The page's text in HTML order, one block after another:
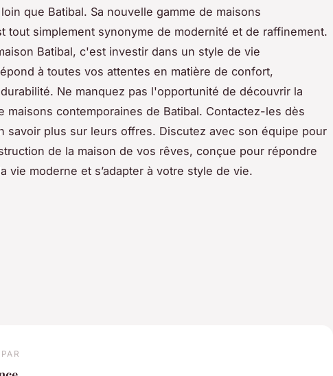
que Batibal. Sa nouvelle gamme de maisons
tout simplement synonyme de modernité et de raffinement.
Batibal, c'est investir dans un style de vie
à toutes vos attentes en matière de confort,
Ne manquez pas l'opportunité de découvrir la
maisons contemporaines de Batibal. Contactez-les dès
savoir plus sur leurs offres. Discutez avec son équipe pour
de la maison de vos rêves, conçue pour répondre
vie moderne et s’adapter à votre style de vie.